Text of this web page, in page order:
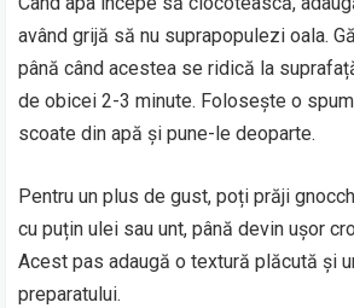
având grijă să nu suprapopulezi oala.
până când acestea se ridică la
de obicei 2-3 minute. Folosește o
scoate din apă și pune-le deoparte.
Pentru un plus de gust, poți prăji
cu puțin ulei sau unt, până devin ușor
Acest pas adaugă o textură plăcută și
preparatului.